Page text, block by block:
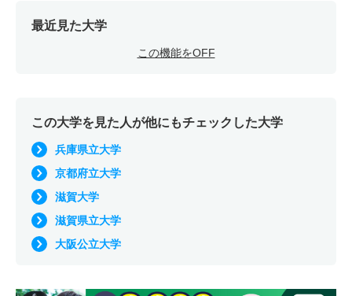
最近見た大学
この機能をOFF
この大学を見た人が他にもチェックした大学
兵庫県立大学
京都府立大学
滋賀大学
滋賀県立大学
大阪公立大学